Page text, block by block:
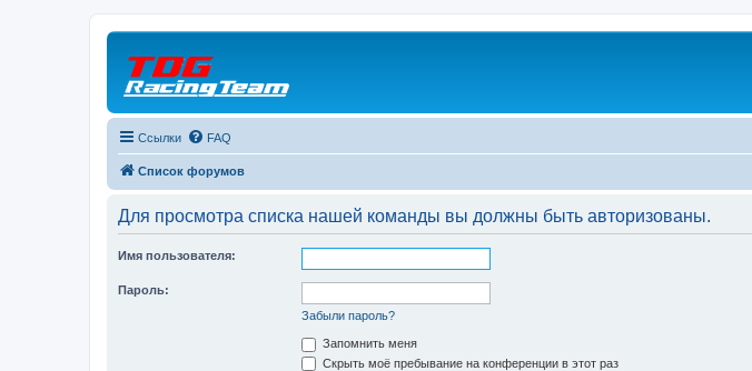
Ссылки FAQ
Список форумов
Для просмотра списка нашей команды вы должны быть авторизованы.
Имя пользователя:
Пароль:
Забыли пароль?
Запомнить меня
Скрыть моё пребывание на конференции в этот раз